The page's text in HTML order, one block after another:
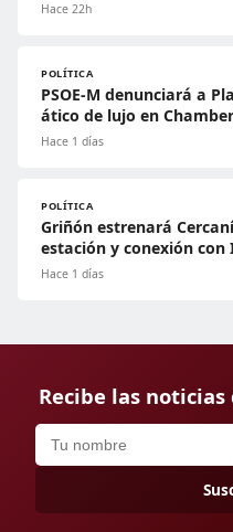
Hace 22h
POLÍTICA
PSOE-M denunciará a
ático de lujo en
Hace 1 días
POLÍTICA
Griñón estrenará
estación y conexión con
Hace 1 días
Recibe las